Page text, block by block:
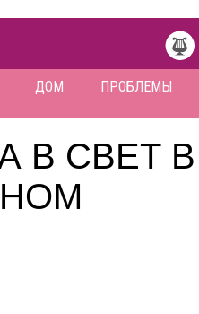
ДОМ ПРОБЛЕМЫ
В СВЕТ В